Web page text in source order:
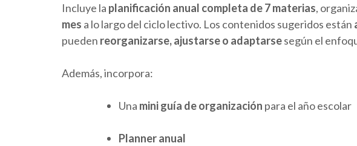
Incluye la planificación anual completa de 7 materias,
mes a lo largo del ciclo lectivo. Los contenidos sugeridos están
pueden reorganizarse, ajustarse o adaptarsesegún el
Además, incorpora:
Una mini guía de organización para el año escolar
Planner anual